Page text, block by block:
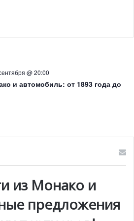
фестиваль
в Кафедральном соборе Монако
фестиваль органной музыки
собираются всемирно
будут проходить
Ken Cowan (Canada).
@ 20:00
и автомобиль: от 1893 года до
из Монако и
предложения